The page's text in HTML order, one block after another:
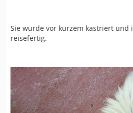
Sie wurde vor kurzem kastriert und
reisefertig.